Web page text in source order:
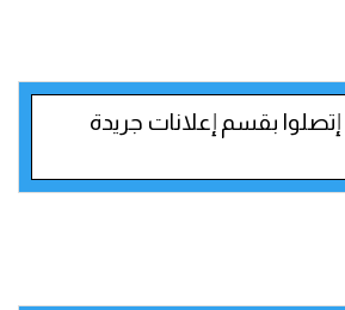
إتصلوا بقسم إعلانات جريدة